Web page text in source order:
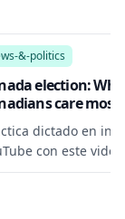
&-politics
election:
care most
Questions
Service
dictado en
con este